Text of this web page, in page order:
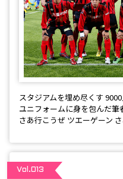
スタジアムを埋め尽くす
ユニフォームに身を包んだ
さあ行こうぜ ツエーゲーン
Vol.013